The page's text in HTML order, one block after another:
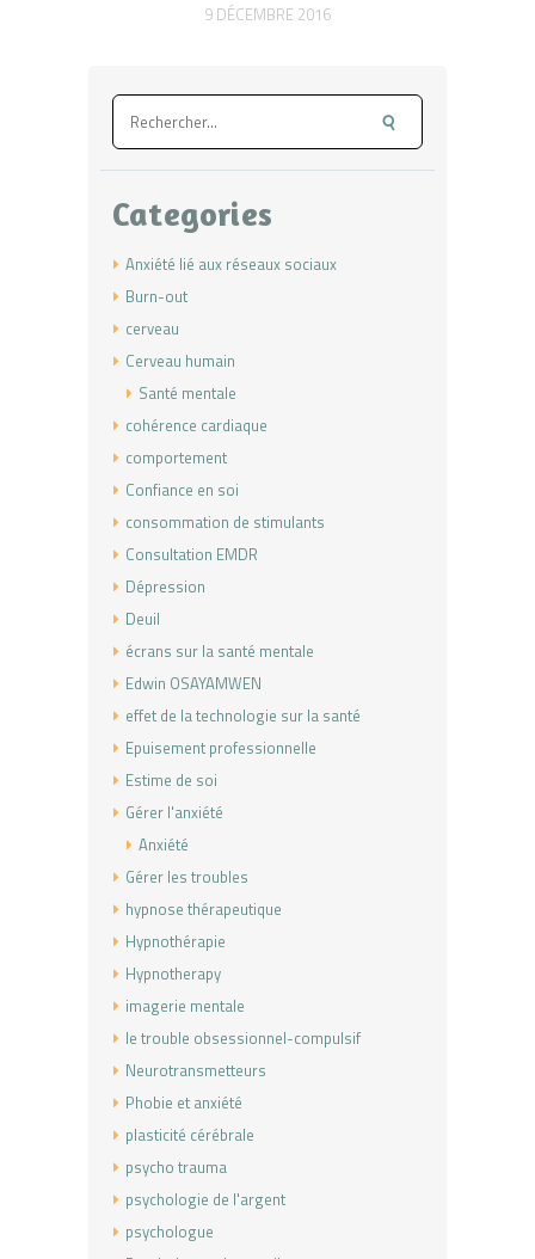
9 DÉCEMBRE 2016
Rechercher :
Categories
Anxiété lié aux réseaux sociaux
Burn-out
cerveau
Cerveau humain
Santé mentale
cohérence cardiaque
comportement
Confiance en soi
consommation de stimulants
Consultation EMDR
Dépression
Deuil
écrans sur la santé mentale
Edwin OSAYAMWEN
effet de la technologie sur la santé
Epuisement professionnelle
Estime de soi
Gérer l'anxiété
Anxiété
Gérer les troubles
hypnose thérapeutique
Hypnothérapie
Hypnotherapy
imagerie mentale
le trouble obsessionnel-compulsif
Neurotransmetteurs
Phobie et anxiété
plasticité cérébrale
psycho trauma
psychologie de l'argent
psychologue